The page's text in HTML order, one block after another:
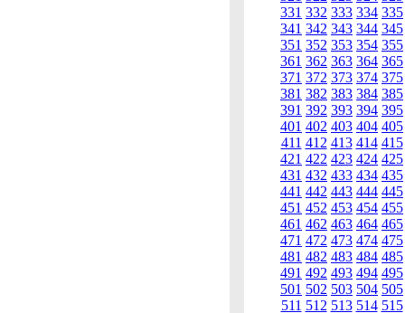
331 332 333 334 335
341 342 343 344 345
351 352 353 354 355
361 362 363 364 365
371 372 373 374 375
381 382 383 384 385
391 392 393 394 395
401 402 403 404 405
411 412 413 414 415
421 422 423 424 425
431 432 433 434 435
441 442 443 444 445
451 452 453 454 455
461 462 463 464 465
471 472 473 474 475
481 482 483 484 485
491 492 493 494 495
501 502 503 504 505
511 512 513 514 515